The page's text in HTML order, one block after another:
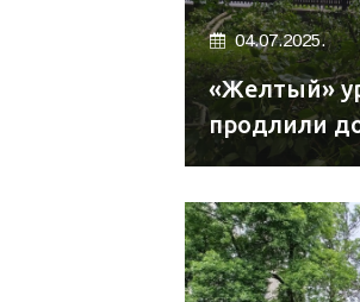
04.07.2025.
«Желтый»
продлили